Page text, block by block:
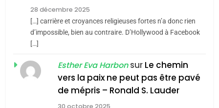
l’alliance pourrait
s’étendre à 13 pays
d’Amérique latine
ISRAÉL JUDAISME
2025, l’année la plus
meurtrière selon le
rapport d’ADL contre
l’antisémitisme
FRANCE ISRAÉL
28 décembre 2025
[…] carrière et croyances religieuses fortes n’a donc rien
d’impossible, bien au contraire. D’Hollywood à Facebook
[…]
Esther Eva Harbonsur Le chemin
vers la paix ne peut pas être pavé
de mépris – Ronald S. Lauder
30 octobre 2025
Maroc : Les amandes de
Azilal consacrés produits
du terroir
DAFINA MAROC
Oeil ravageur – Vanessa De